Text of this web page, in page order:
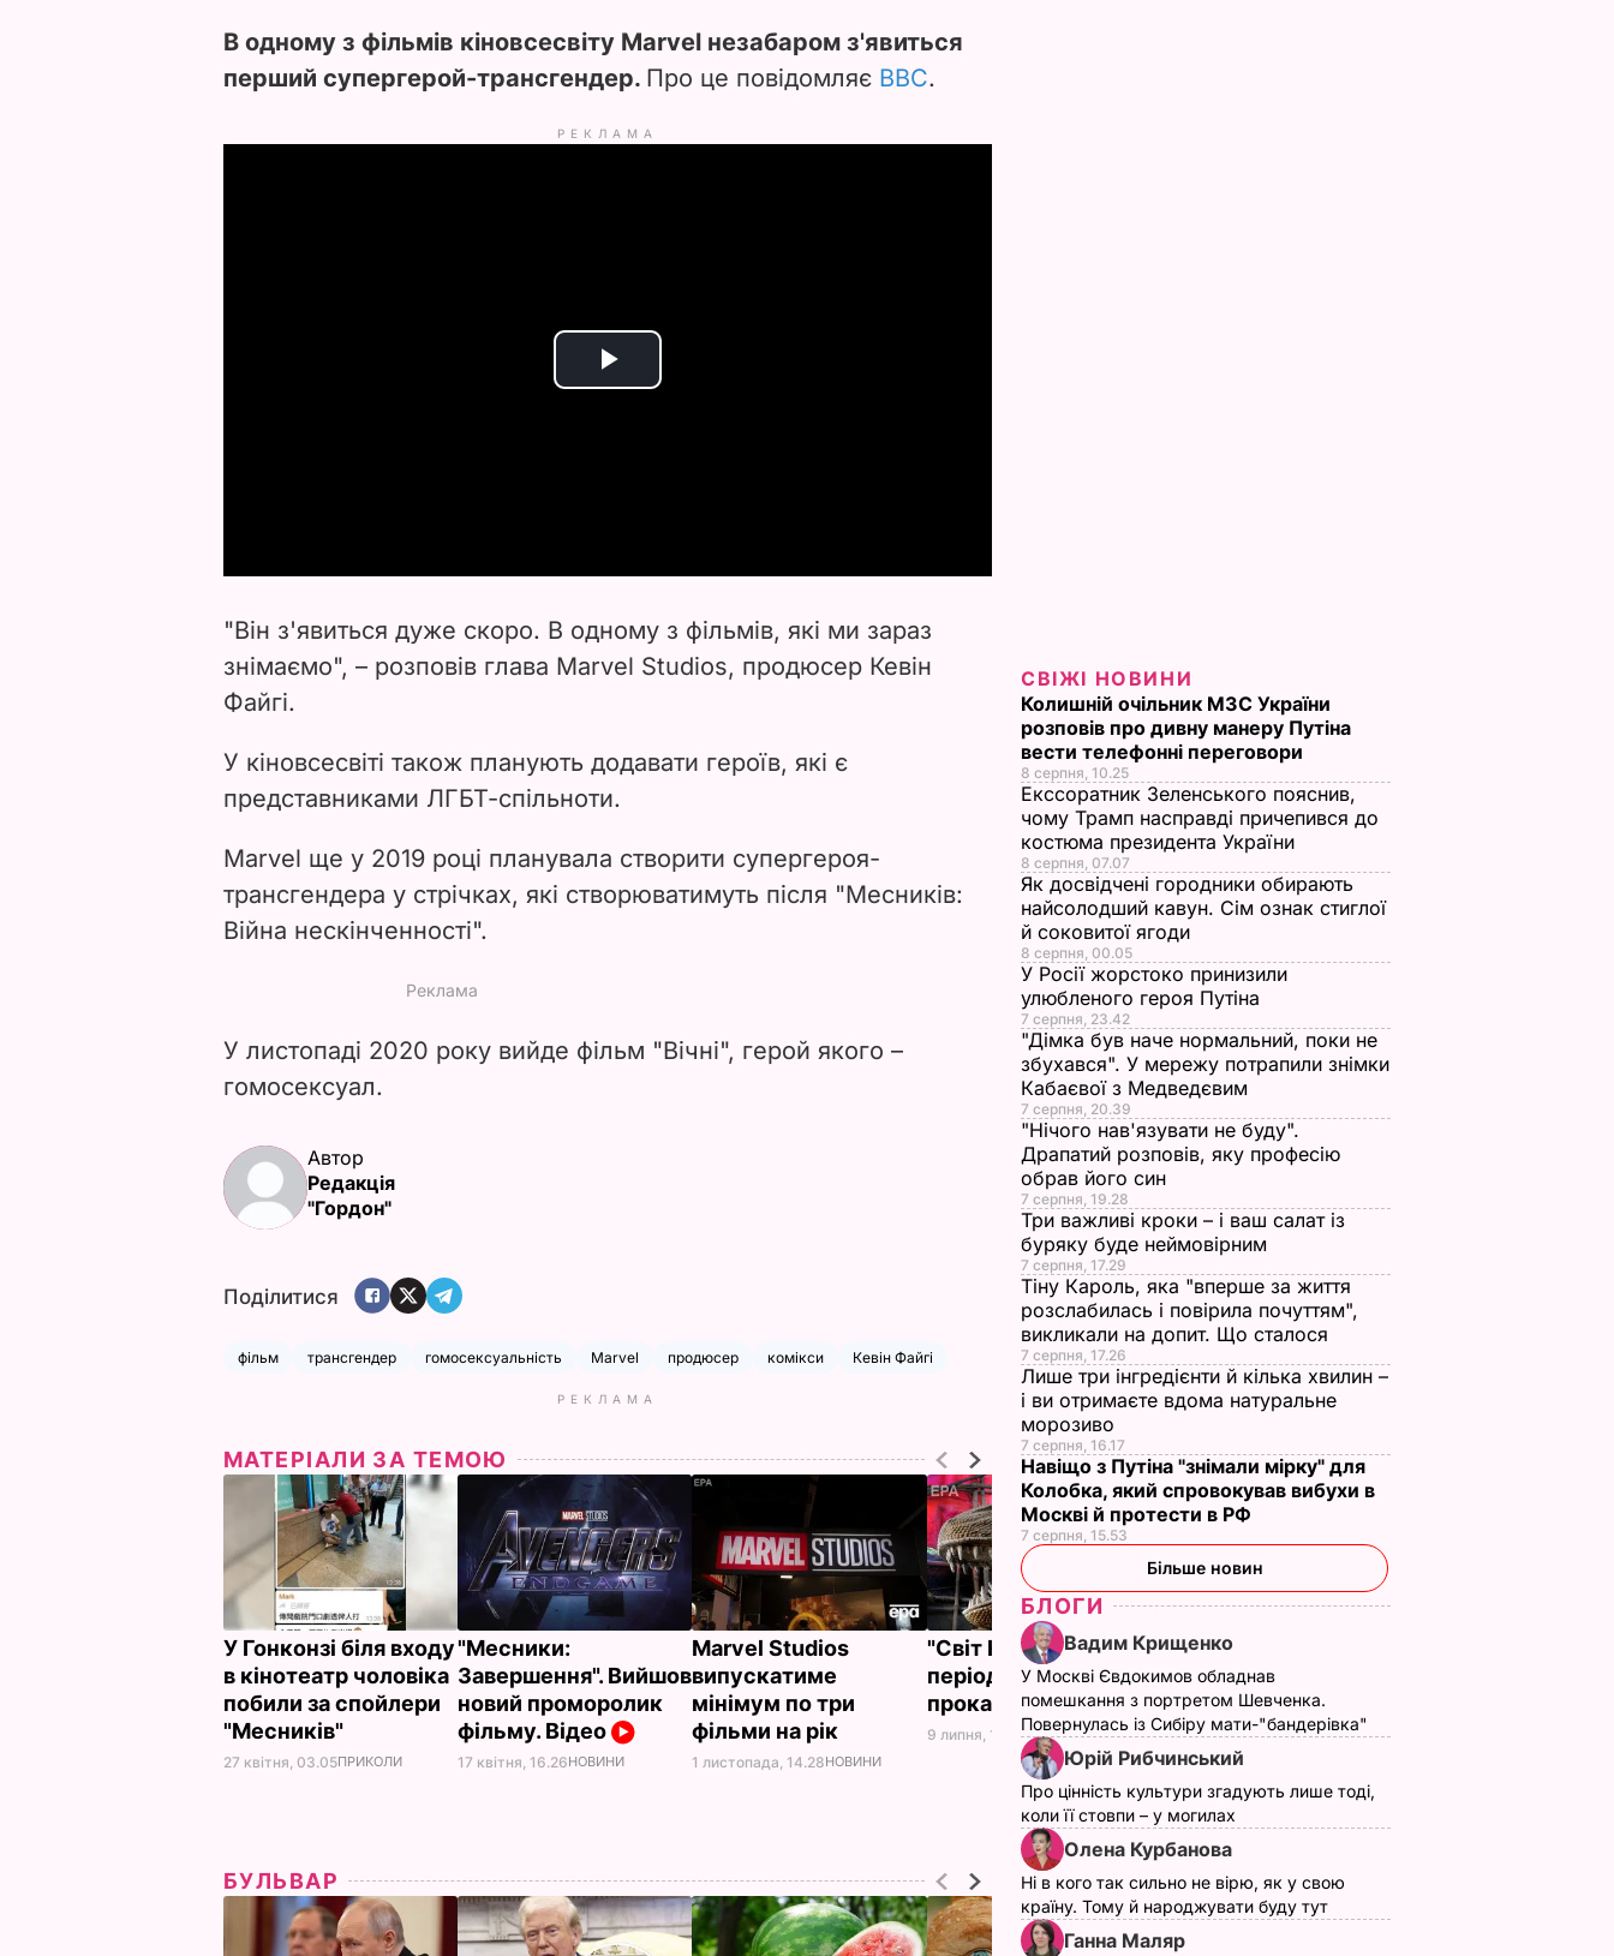
В одному з фільмів кіновсесвіту Marvel незабаром з'явиться
перший супергерой-трансгендер. Про це повідомляє BBC.
РЕКЛАМА
P
i
e
o
"Він з'явиться дуже скоро. В одному з фільмів, які ми зараз
знімаємо", – розповів глава Marvel Studios, продюсер Кевін
Файгі.
У кіновсесвіті також планують додавати героїв, які є
представниками ЛГБТ-спільноти.
Marvel ще у 2019 році планувала створити супергероя-
трансгендера у стрічках, які створюватимуть після "Месників:
Війна нескінченності".
У листопаді 2020 року вийде фільм "Вічні", герой якого –
гомосексуал.
Автор
Редакція
"Гордон"
Поділитися
фільм трансгендер гомосексуальність Marvel продюсер комікси Кевін Файгі
РЕКЛАМА
МАТЕРІАЛИ ЗА ТЕМОЮ
У Гонконзі біля входу
в кінотеатр чоловіка
побили за спойлери
"Месників"
27 квітня, 03.05ПРИКОЛИ
"Месники:
Завершення". Вийшов
новий проморолик
фільму. Відео
17 квітня, 16.26НОВИНИ
Marvel Studios
випускатиме
мінімум по три
фільми на рік
1 листопада, 14.28НОВИНИ
"Світ Юрського
періоду 2" заробив у
прокаті $1 млрд
9 липня, 14.29НОВИНИ
Том Голланд веде
переговори про
зйомки у стрічці
режисерів
"Месників: Війна
нескінченності"
13 березня, 11.20
БУЛЬВАР
СВІЖІ НОВИНИ
Колишній очільник МЗС України
розповів про дивну манеру Путіна
вести телефонні переговори
8 серпня, 10.25
Екссоратник Зеленського пояснив,
чому Трамп насправді причепився до
костюма президента України
8 серпня, 07.07
Як досвідчені городники обирають
найсолодший кавун. Сім ознак стиглої
й соковитої ягоди
8 серпня, 00.05
У Росії жорстоко принизили
улюбленого героя Путіна
7 серпня, 23.42
"Дімка був наче нормальний, поки не
збухався". У мережу потрапили знімки
Кабаєвої з Медведєвим
7 серпня, 20.39
"Нічого нав'язувати не буду".
Драпатий розповів, яку професію
обрав його син
7 серпня, 19.28
Три важливі кроки – і ваш салат із
буряку буде неймовірним
7 серпня, 17.29
Тіну Кароль, яка "вперше за життя
розслабилась і повірила почуттям",
викликали на допит. Що сталося
7 серпня, 17.26
Лише три інгредієнти й кілька хвилин –
і ви отримаєте вдома натуральне
морозиво
7 серпня, 16.17
Навіщо з Путіна "знімали мірку" для
Колобка, який спровокував вибухи в
Москві й протести в РФ
7 серпня, 15.53
Більше новин
БЛОГИ
Вадим Крищенко
У Москві Євдокимов обладнав
помешкання з портретом Шевченка.
Повернулась із Сибіру мати-"бандерівка"
Юрій Рибчинський
Про цінність культури згадують лише тоді,
коли її стовпи – у могилах
Олена Курбанова
Ні в кого так сильно не вірю, як у свою
країну. Тому й народжувати буду тут
Ганна Маляр